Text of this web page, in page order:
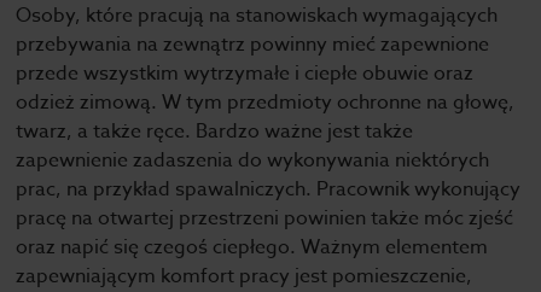
Osoby, które pracują na stanowiskach wymagających
przebywania na zewnątrz powinny mieć zapewnione
przede wszystkim wytrzymałe i ciepłe obuwie oraz
odzież zimową. W tym przedmioty ochronne na głowę,
twarz, a także ręce. Bardzo ważne jest także
zapewnienie zadaszenia do wykonywania niektórych
prac, na przykład spawalniczych. Pracownik wykonujący
pracę na otwartej przestrzeni powinien także móc zjeść
oraz napić się czegoś ciepłego. Ważnym elementem
zapewniającym komfort pracy jest pomieszczenie,